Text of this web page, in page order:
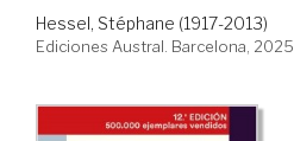
Hessel, Stéphane (1917-2013)
Ediciones Austral. Barcelona, 2025